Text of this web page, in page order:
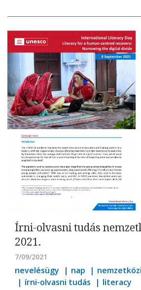
Írni-olvasni tudás
2021.
7/09/2021
nevelésügy nap
írni-olvasni tudás
literacy